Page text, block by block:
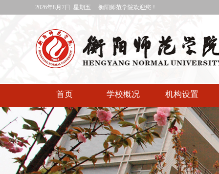
2026年8月7日 星期五 衡阳师范学院欢迎您！
首页 学校概况 机构设置
媒体衡师 专题网站 快速通道